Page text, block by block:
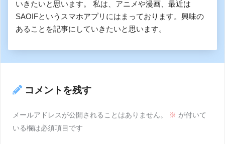
いきたいと思います。 私は、アニメや漫画、最近は
SAOIFというスマホアプリにはまっております。興味の
あることを記事にしていきたいと思います。
コメントを残す
メールアドレスが公開されることはありません。 ※ が付いて
いる欄は必須項目です